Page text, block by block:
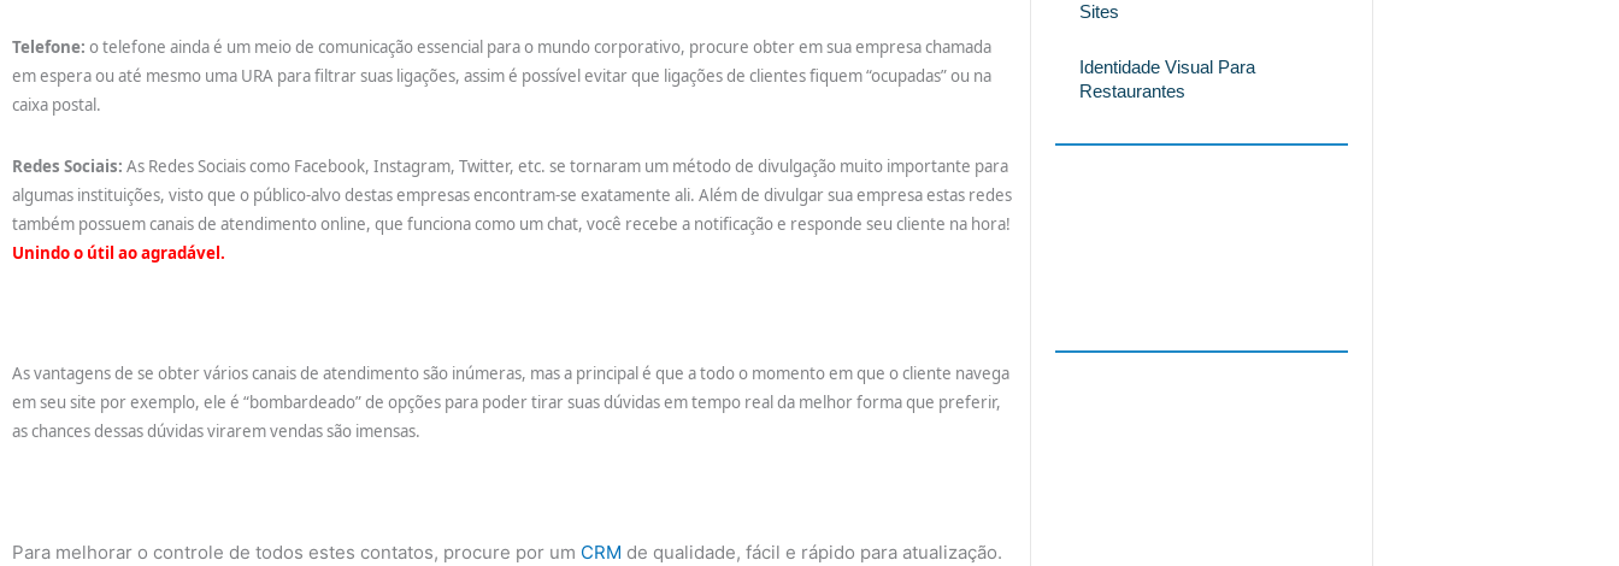
Telefone: o telefone ainda é um meio de comunicação essencial para o mundo corporativo, procure obter em sua empresa chamada
em espera ou até mesmo uma URA para filtrar suas ligações, assim é possível evitar que ligações de clientes fiquem “ocupadas” ou na
caixa postal.
Redes Sociais: As Redes Sociais como Facebook, Instagram, Twitter, etc. se tornaram um método de divulgação muito importante para
algumas instituições, visto que o público-alvo destas empresas encontram-se exatamente ali. Além de divulgar sua empresa estas redes
também possuem canais de atendimento online, que funciona como um chat, você recebe a notificação e responde seu cliente na hora!
Unindo o útil ao agradável.
As vantagens de se obter vários canais de atendimento são inúmeras, mas a principal é que a todo o momento em que o cliente navega
em seu site por exemplo, ele é “bombardeado” de opções para poder tirar suas dúvidas em tempo real da melhor forma que preferir,
as chances dessas dúvidas virarem vendas são imensas.
Para melhorar o controle de todos estes contatos, procure por um CRM de qualidade, fácil e rápido para atualização.
Sites
Identidade Visual Para
Restaurantes